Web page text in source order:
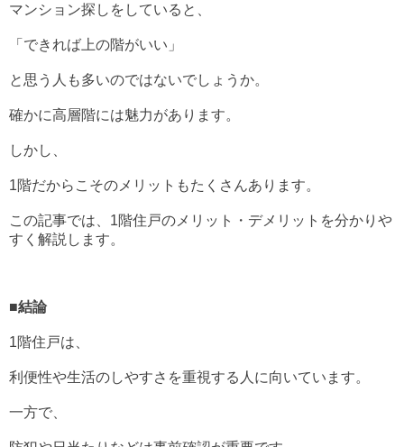
マンション探しをしていると、
「できれば上の階がいい」
と思う人も多いのではないでしょうか。
確かに高層階には魅力があります。
しかし、
1階だからこそのメリットもたくさんあります。
この記事では、1階住戸のメリット・デメリットを分かりや
すく解説します。
■結論
1階住戸は、
利便性や生活のしやすさを重視する人に向いています。
一方で、